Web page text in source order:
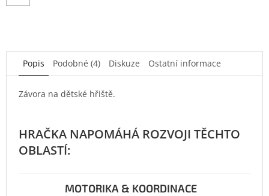
Popis Podobné (4) Diskuze Ostatní informace
Závora na dětské hřiště.
MOTORIKA & KOORDINACE